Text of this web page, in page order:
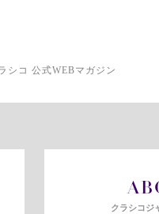
シコ 公式WEBマガジン
クラシコジ